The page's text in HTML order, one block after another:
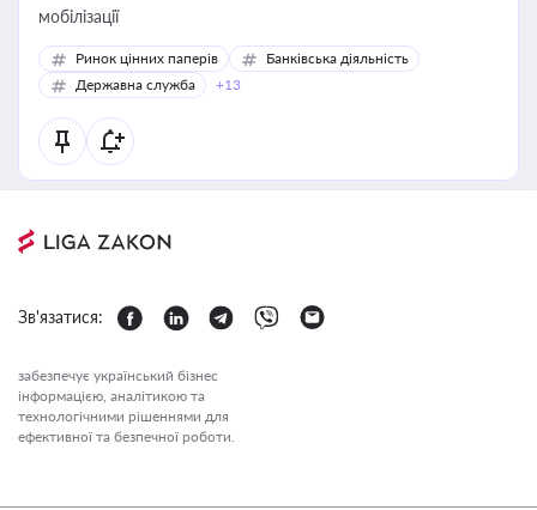
мобілізації
Ринок цінних паперів
Банківська діяльність
Державна служба
+13
Зв'язатися:
забезпечує український бізнес
інформацією, аналітикою та
технологічними рішеннями для
ефективної та безпечної роботи.